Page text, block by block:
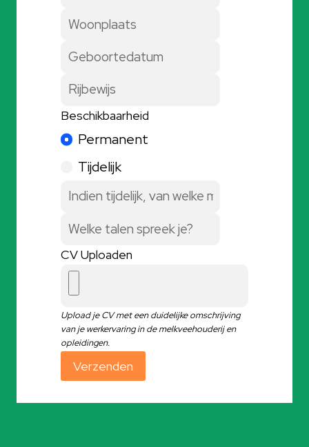
Beschikbaarheid
Permanent
Tijdelijk
CV Uploaden
Upload je CV met een duidelijke omschrijving
van je werkervaring in de melkveehouderij en
opleidingen.
Verzenden